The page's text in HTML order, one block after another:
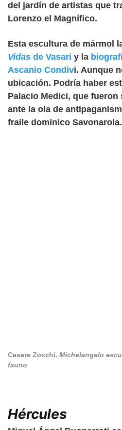
del jardín de artistas que
Lorenzo el Magnífico.
Esta escultura de mármol
Vidas de Vasari y la
Ascanio Condivi. Aunque
ubicación. Podría haber
Palacio Medici, que fueron
ante la ola de
fraile dominico Savonarola.
Cesare Zocchi. Michelangelo
fauno
Hércules